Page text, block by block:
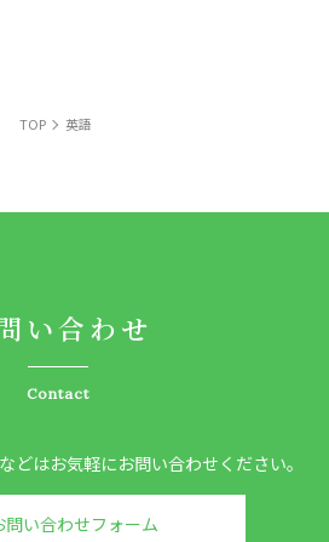
TOP 英語
い合わせ
Contact
どはお気軽にお問い合わせください。
問い合わせフォーム